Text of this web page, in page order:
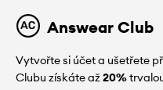
Answear Club
Vytvořte si účet a ušetřete
Clubu získáte až20%